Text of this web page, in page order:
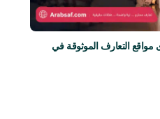
التعارف الموثوقة في